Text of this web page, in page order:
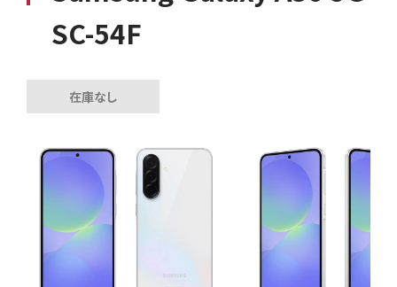
SC-54F
在庫なし